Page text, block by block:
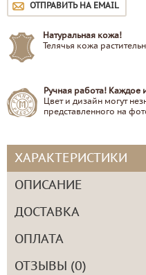
ОТПРАВИТЬ НА EMAIL
Натуральная кожа!
Телячья кожа
Ручная работа! Каждое
Цвет и дизайн могут
представленного на
ХАРАКТЕРИСТИКИ
ОПИСАНИЕ
ДОСТАВКА
ОПЛАТА
ОТЗЫВЫ (0)